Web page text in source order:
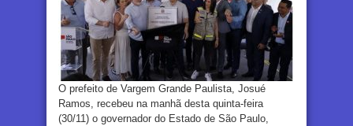
O prefeito de Vargem Grande Paulista, Josué
Ramos, recebeu na manhã desta quinta-feira
(30/11) o governador do Estado de São Paulo,